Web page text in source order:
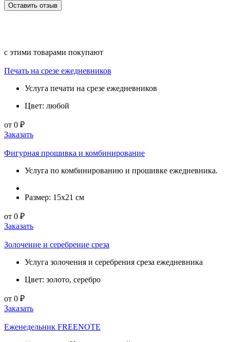
Оставить отзыв
с этими товарами покупают
Печать на срезе ежедневников
Услуга печати на срезе ежедневников
Цвет: любой
от 0 ₽
Заказать
Фигурная прошивка и комбинирование
Услуга по комбинированию и прошивке ежедневника.
Размер: 15х21 см
от 0 ₽
Заказать
Золочение и серебрение среза
Услуга золочения и серебрения среза ежедневника
Цвет: золото, серебро
от 0 ₽
Заказать
Еженедельник FREENOTE